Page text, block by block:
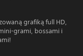
grafiką full HD,
grami, bossami i